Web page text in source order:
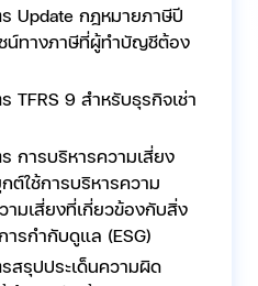
Update กฎหมายภาษีปี
น์ทางภาษีที่ผู้ทำบัญชีต้อง
TFRS 9 สำหรับธุรกิจเช่า
การบริหารความเสี่ยง
ต์ใช้การบริหารความ
มเสี่ยงที่เกี่ยวข้องกับสิ่ง
รกำกับดูแล (ESG)
สรุปประเด็นความผิด